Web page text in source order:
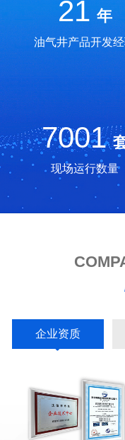
21 年
油气井产品开发
7001
现场运行数量
企业资质